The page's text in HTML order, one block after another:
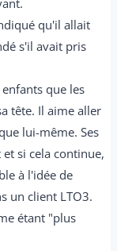
qu'il allait
s'il avait pris
que les
tête. Il aime aller
lui-même. Ses
si cela continue,
à l'idée de
un client LTO3.
étant "plus